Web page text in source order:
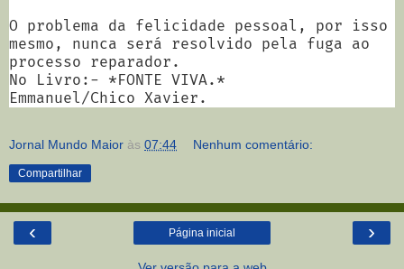
O problema da felicidade pessoal, por isso
mesmo, nunca será resolvido pela fuga ao
processo reparador.
No Livro:- *FONTE VIVA.*
Emmanuel/Chico Xavier.
Jornal Mundo Maior às 07:44 Nenhum comentário:
Compartilhar
‹ ›
Página inicial